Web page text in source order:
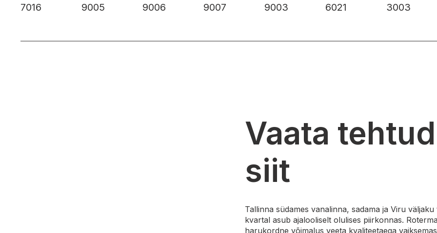
7016
9005
9006
9007
9003
6021
3003
Vaata
siit
Tallinna südames vanalinna, sadama ja Viru
kvartal asub ajalooliselt olulises piirkonnas.
harukordne võimalus veeta kvaliteetaega